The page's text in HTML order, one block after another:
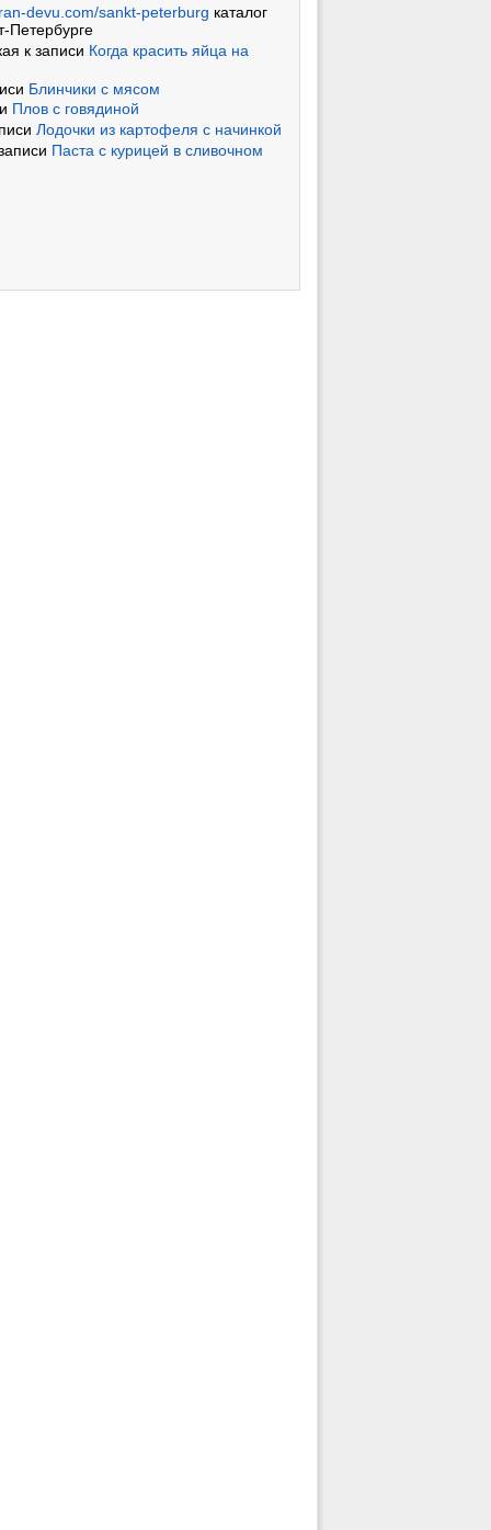
ran-devu.com/sankt-peterburg каталог
Петербурге
к записи Когда красить яйца на
Блинчики с мясом
Плов с говядиной
Лодочки из картофеля с начинкой
Паста с курицей в сливочном